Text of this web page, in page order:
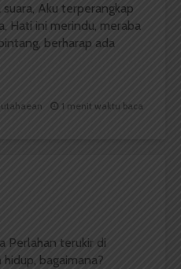
Aku terperangkap
Hati ini merindu, meraba
berharap ada
1 menit waktu baca
Perlahan terukir di
bagaimana?